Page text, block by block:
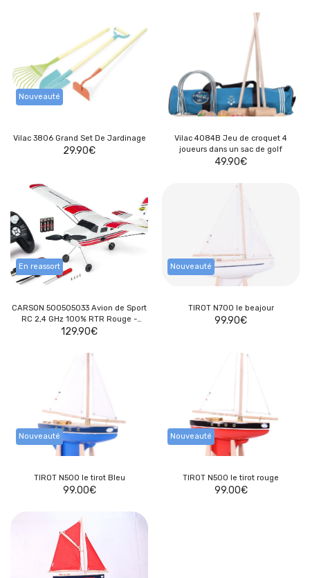
Nouveauté
Vilac 3806 Grand Set De Jardinage
29.90€
Vilac 4084B Jeu de croquet 4
joueurs dans un sac de golf
49.90€
En reassort
CARSON 500505033 Avion de Sport
RC 2,4 GHz 100% RTR Rouge -
Avion radio commandé, (prêt à
129.90€
Nouveauté
TIROT N700 le beajour
99.90€
Nouveauté
TIROT N500 le tirot Bleu
99.00€
Nouveauté
TIROT N500 le tirot rouge
99.00€